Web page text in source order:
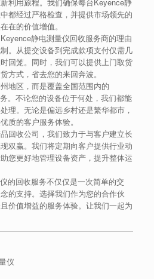
都经过严格检查，并提供市场领先的
在的价值增值。
静电测量仪回收服务商的理由
。从提交设备到完成款项支付仅需几
回笼。同时，我们可以提供上门取货
方式，省去您的来回奔波。
地区，而是覆盖全国范围内的
。不论您的设备位于何处，我们都能
理。无论是偏远乡村还是繁华都市，
质的客户服务体验。
回收公司，我们致力于与客户建立长
双赢。我们将定期向客户提供行业动
您更好地管理设备资产，提升整体运
的回收服务不仅仅是一次简单的交
的支持。选择我们作为您的合作伙
价值增益的服务体验。让我们一起为
仪